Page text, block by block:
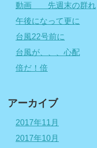
動画 先週末の群れ
午後になって更に
台風22号前に
台風が、、、心配
倍だ！倍
アーカイブ
2017年11月
2017年10月